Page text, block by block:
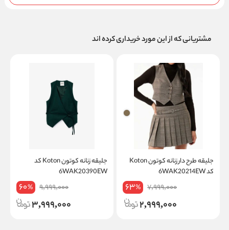
مشتریانی که از این مورد خریداری کرده اند
جلیقه طرح دار زنانه کوتون Koton
کد 6WAK20214EW
7,999,000
63%
2,999,000
جلیقه زنانه کوتون Koton کد
6WAK20390EW
9,999,000
60%
3,999,000